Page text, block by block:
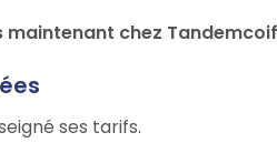
maintenant chez
ses tarifs.